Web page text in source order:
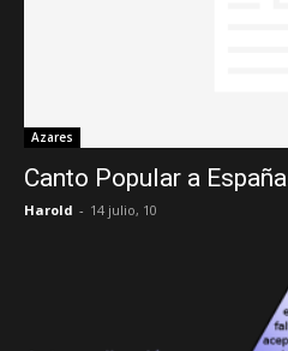
Azares
Canto Popular a España
Harold - 14 julio, 10